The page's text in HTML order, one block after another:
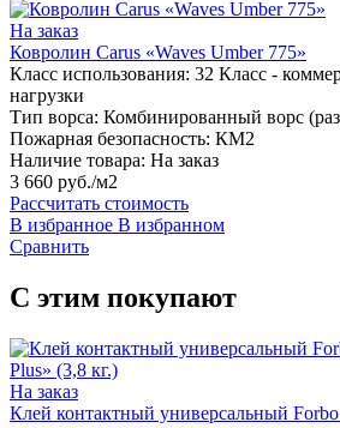
На заказ
Ковролин Carus «Waves Umber 775»
Класс использования: 32 Класс -
нагрузки
Тип ворса: Комбинированный ворс
Пожарная безопасность: КМ2
Наличие товара: На заказ
3 660 руб./м2
Рассчитать стоимость
В избранное В избранном
Сравнить
С этим покупают
На заказ
Клей контактный универсальный